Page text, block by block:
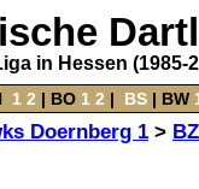
in Hessen (1985-
‌ 1 2 | BO‌ 1 2 | BS| BW‌
Doernberg 1 >